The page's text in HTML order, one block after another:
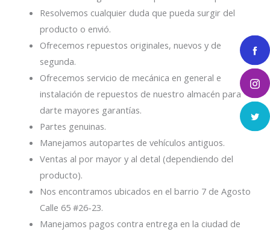
Resolvemos cualquier duda que pueda surgir del
producto o envió.
Ofrecemos repuestos originales, nuevos y de
segunda.
Ofrecemos servicio de mecánica en general e
instalación de repuestos de nuestro almacén para
darte mayores garantías.
Partes genuinas.
Manejamos autopartes de vehículos antiguos.
Ventas al por mayor y al detal (dependiendo del
producto).
Nos encontramos ubicados en el barrio 7 de Agosto
Calle 65 #26-23.
Manejamos pagos contra entrega en la ciudad de